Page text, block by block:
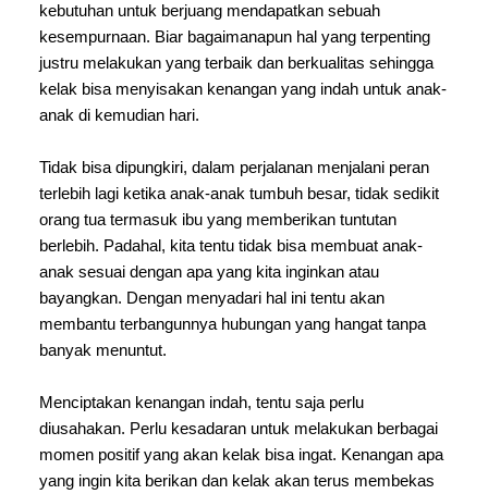
kebutuhan untuk berjuang mendapatkan sebuah
kesempurnaan. Biar bagaimanapun hal yang terpenting
justru melakukan yang terbaik dan berkualitas sehingga
kelak bisa menyisakan kenangan yang indah untuk anak-
anak di kemudian hari.
Tidak bisa dipungkiri, dalam perjalanan menjalani peran
terlebih lagi ketika anak-anak tumbuh besar, tidak sedikit
orang tua termasuk ibu yang memberikan tuntutan
berlebih. Padahal, kita tentu tidak bisa membuat anak-
anak sesuai dengan apa yang kita inginkan atau
bayangkan. Dengan menyadari hal ini tentu akan
membantu terbangunnya hubungan yang hangat tanpa
banyak menuntut.
Menciptakan kenangan indah, tentu saja perlu
diusahakan. Perlu kesadaran untuk melakukan berbagai
momen positif yang akan kelak bisa ingat. Kenangan apa
yang ingin kita berikan dan kelak akan terus membekas